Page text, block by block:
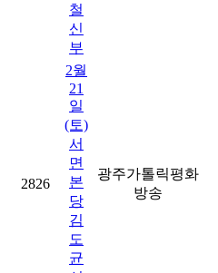
철
신
부
2826
2월
21
일
(토)
서
면
본
당
김
도
균
광주가톨릭평화
방송